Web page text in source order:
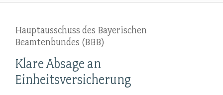
Hauptausschuss des Bayerischen
Beamtenbundes (BBB)
Klare Absage an
Einheitsversicherung